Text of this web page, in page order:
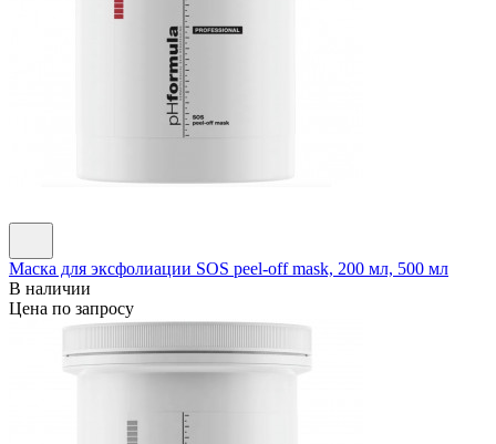
Маска для эксфолиации SOS peel-off mask, 200 мл, 500 мл
В наличии
Цена по запросу